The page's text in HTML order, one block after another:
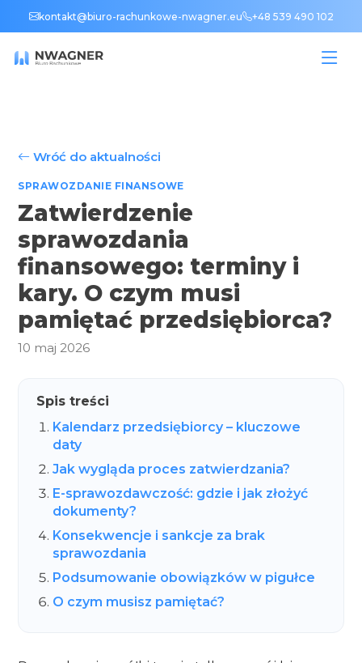
kontakt@biuro-rachunkowe-nwagner.eu +48 539 490 102
Wróć do aktualności
SPRAWOZDANIE FINANSOWE
Zatwierdzenie
sprawozdania
finansowego: terminy i
kary. O czym musi
pamiętać przedsiębiorca?
10 maj 2026
Spis treści
Kalendarz przedsiębiorcy – kluczowe
daty
Jak wygląda proces zatwierdzania?
E-sprawozdawczość: gdzie i jak złożyć
dokumenty?
Konsekwencje i sankcje za brak
sprawozdania
Podsumowanie obowiązków w pigułce
O czym musisz pamiętać?